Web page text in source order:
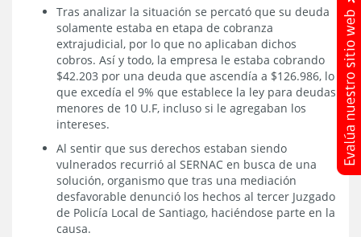
Tras analizar la situación se percató que su deuda
solamente estaba en etapa de cobranza
extrajudicial, por lo que no aplicaban dichos
cobros. Así y todo, la empresa le estaba cobrando
$42.203 por una deuda que ascendía a $126.986, lo
que excedía el 9% que establece la ley para deudas
menores de 10 U.F, incluso si le agregaban los
intereses.
Al sentir que sus derechos estaban siendo
vulnerados recurrió al SERNAC en busca de una
solución, organismo que tras una mediación
desfavorable denunció los hechos al tercer Juzgado
de Policía Local de Santiago, haciéndose parte en la
causa.